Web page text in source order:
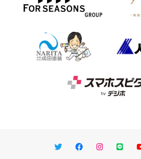
TwitterFacebookInstagram
LINE